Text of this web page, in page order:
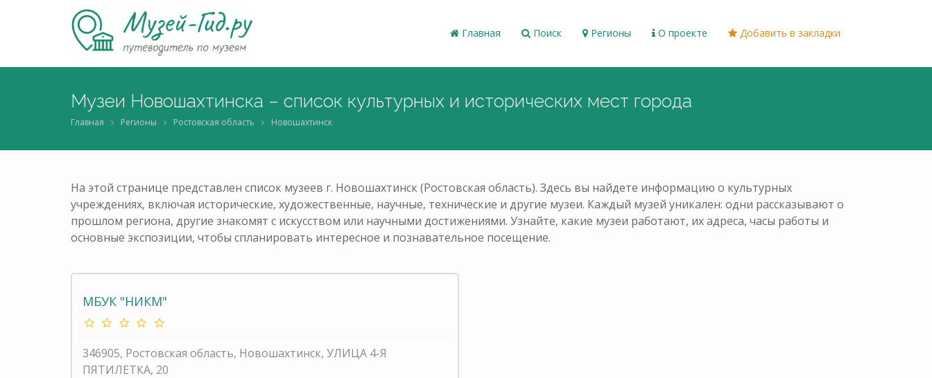
Главная Поиск Регионы О проекте Добавить в закладки
Музеи Новошахтинска – список культурных и исторических мест города
Главная Регионы Ростовская область Новошахтинск
На этой странице представлен список музеев г. Новошахтинск (Ростовская область). Здесь вы найдете информацию о культурных
учреждениях, включая исторические, художественные, научные, технические и другие музеи. Каждый музей уникален: одни рассказывают о
прошлом региона, другие знакомят с искусством или научными достижениями. Узнайте, какие музеи работают, их адреса, часы работы и
основные экспозиции, чтобы спланировать интересное и познавательное посещение.
МБУК "НИКМ"
346905, Ростовская область, Новошахтинск, УЛИЦА 4-Я
ПЯТИЛЕТКА, 20